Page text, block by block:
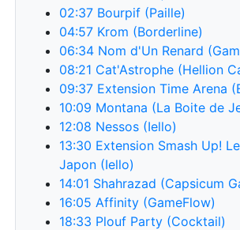
02:37 Bourpif (Paille)
04:57 Krom (Borderline)
06:34 Nom d'Un Renard
08:21 Cat'Astrophe (Hellion
09:37 Extension Time Arena
10:09 Montana (La Boite de
12:08 Nessos (Iello)
13:30 Extension Smash Up!
Japon (Iello)
14:01 Shahrazad (Capsicum
16:05 Affinity (GameFlow)
18:33 Plouf Party (Cocktail)